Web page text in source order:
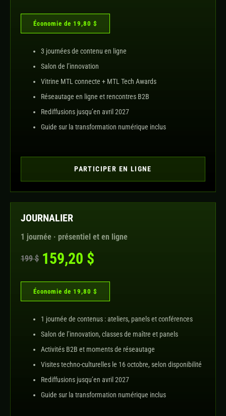
Économie de 19,80 $
3 journées de contenu en ligne
Salon de l’innovation
Vitrine MTL connecte + MTL Tech Awards
Réseautage en ligne et rencontres B2B
Rediffusions jusqu’en avril 2027
Guide sur la transformation numérique inclus
PARTICIPER EN LIGNE
JOURNALIER
1 journée · présentiel et en ligne
199 $ 159,20 $
Économie de 19,80 $
1 journée de contenus : ateliers, panels et conférences
Salon de l’innovation, classes de maître et panels
Activités B2B et moments de réseautage
Visites techno-culturelles le 16 octobre, selon disponibilité
Rediffusions jusqu’en avril 2027
Guide sur la transformation numérique inclus